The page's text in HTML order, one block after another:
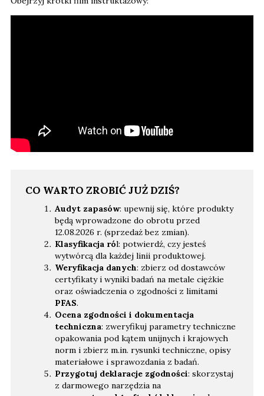
CO WARTO ZROBIĆ JUŻ DZIŚ?
Audyt zapasów: upewnij się, które produkty
będą wprowadzone do obrotu przed
12.08.2026 r. (sprzedaż bez zmian).
Klasyfikacja ról: potwierdź, czy jesteś
wytwórcą dla każdej linii produktowej.
Weryfikacja danych: zbierz od dostawców
certyfikaty i wyniki badań na metale ciężkie
oraz oświadczenia o zgodności z limitami
PFAS.
Ocena zgodności i dokumentacja
techniczna: zweryfikuj parametry techniczne
opakowania pod kątem unijnych i krajowych
norm i zbierz m.in. rysunki techniczne, opisy
materiałowe i sprawozdania z badań.
Przygotuj deklaracje zgodności: skorzystaj
z darmowego narzędzia na